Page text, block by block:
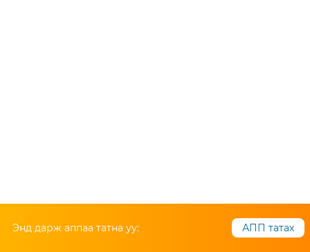
Энд дарж аппаа татна уу: АПП татах